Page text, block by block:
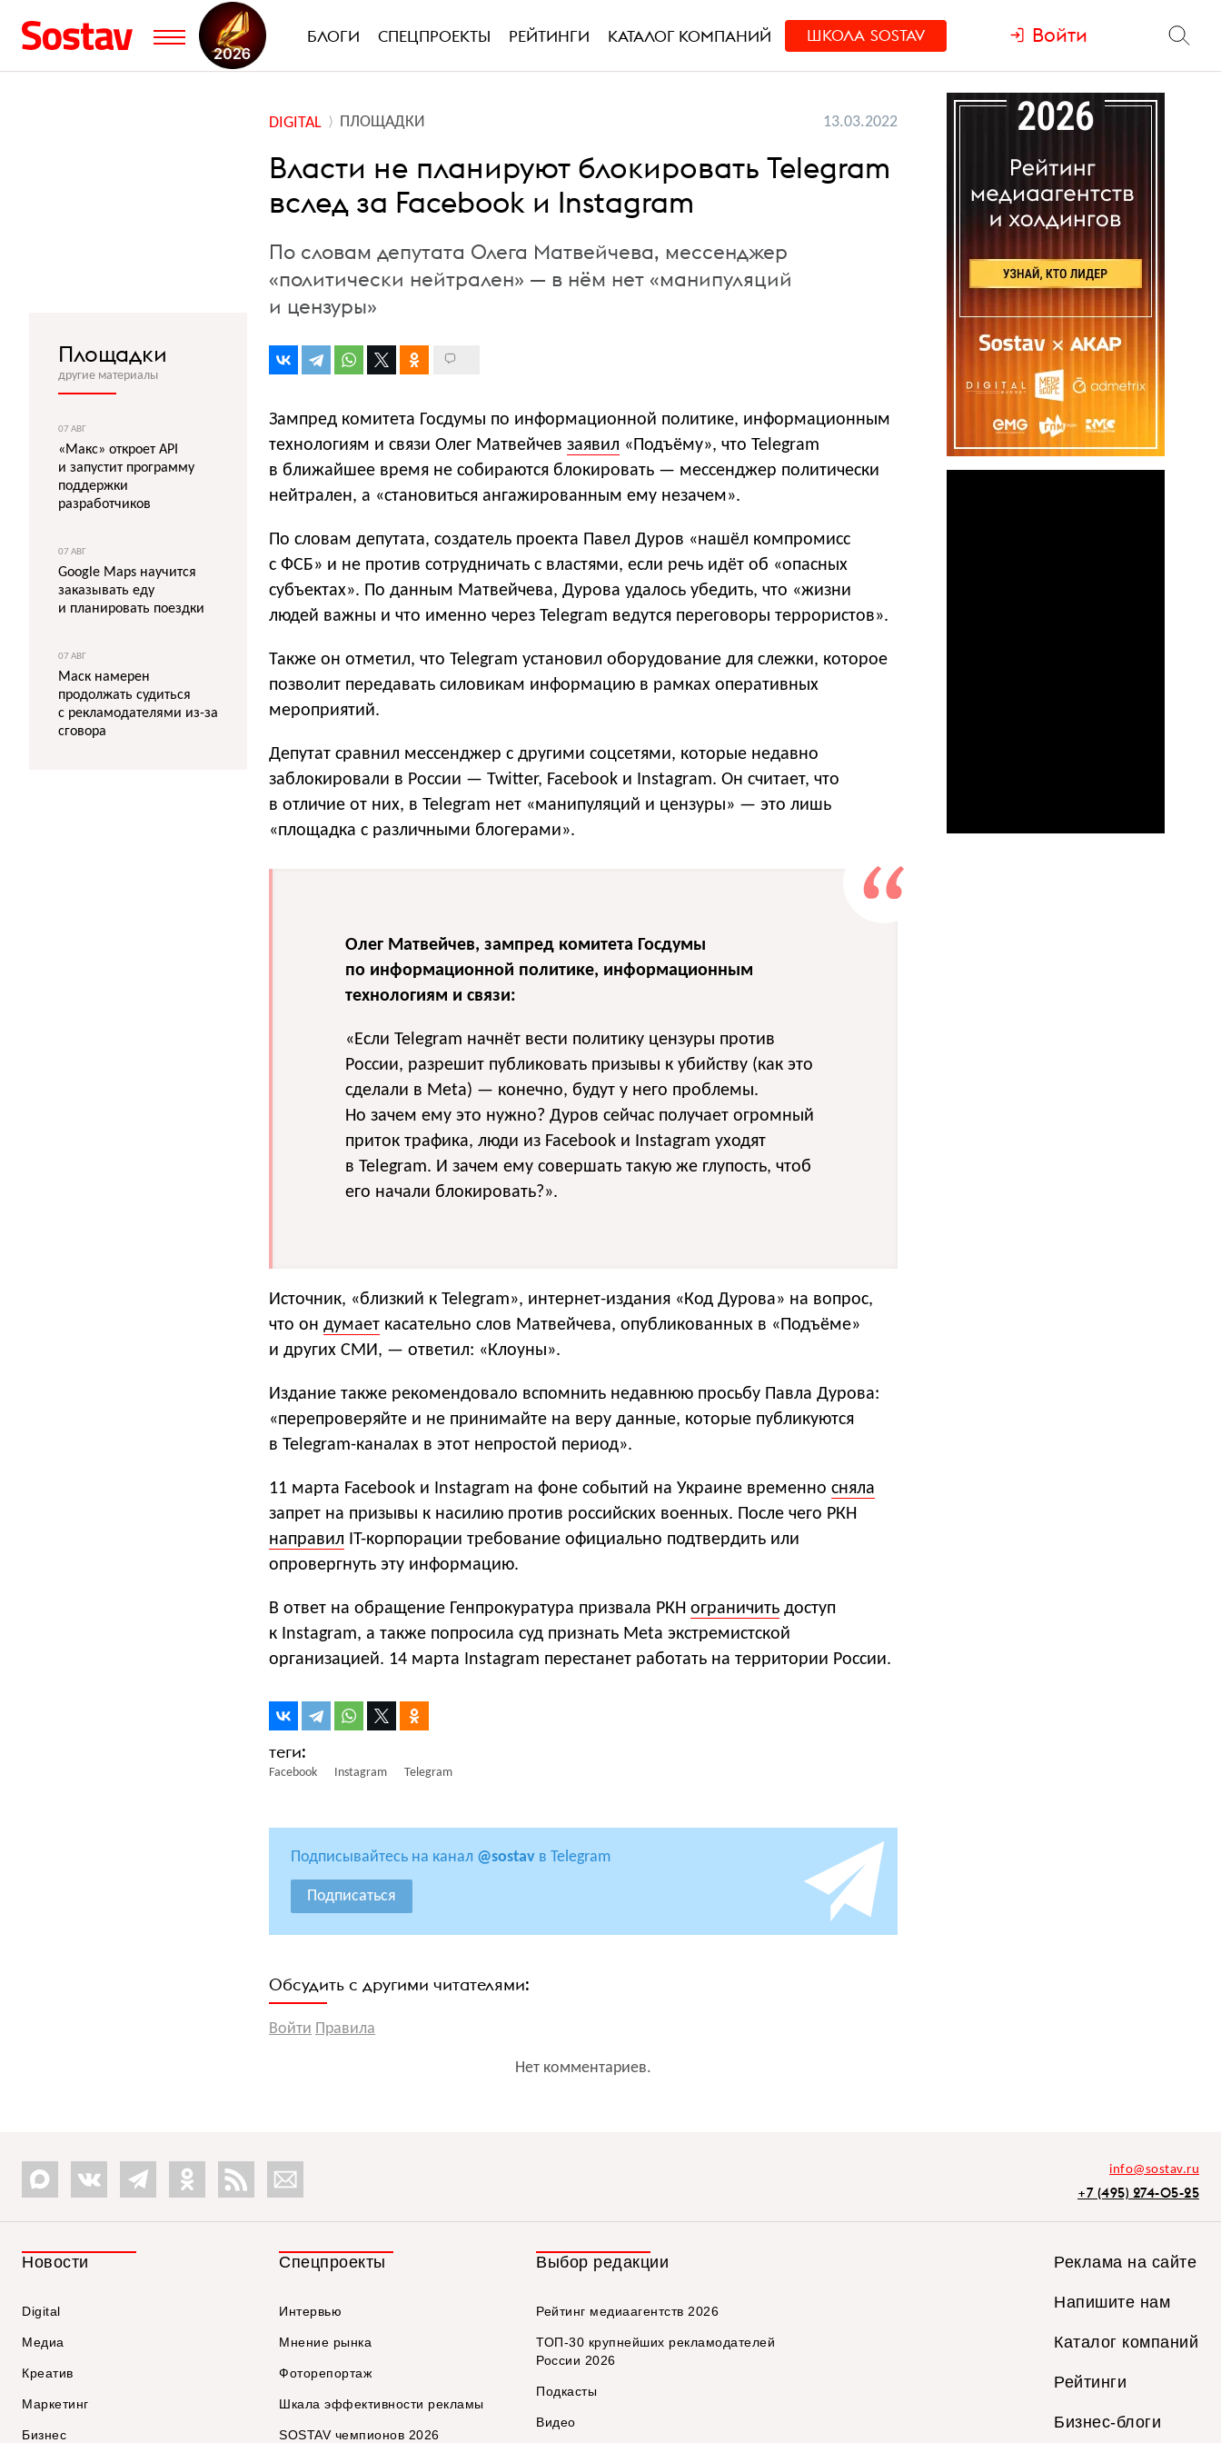
БЛОГИ СПЕЦПРОЕКТЫ РЕЙТИНГИ КАТАЛОГ КОМПАНИЙ ШКОЛА SOSTAV Войти
DIGITAL ПЛОЩАДКИ 13.03.2022
Власти не планируют блокировать Telegram
вслед за Facebook и Instagram
По словам депутата Олега Матвейчева, мессенджер
«политически нейтрален» — в нём нет «манипуляций
и цензуры»
Зампред комитета Госдумы по информационной политике, информационным
технологиям и связи Олег Матвейчев заявил «Подъёму», что Telegram
в ближайшее время не собираются блокировать — мессенджер политически
нейтрален, а «становиться ангажированным ему незачем».
По словам депутата, создатель проекта Павел Дуров «нашёл компромисс
с ФСБ» и не против сотрудничать с властями, если речь идёт об «опасных
субъектах». По данным Матвейчева, Дурова удалось убедить, что «жизни
людей важны и что именно через Telegram ведутся переговоры террористов».
Также он отметил, что Telegram установил оборудование для слежки, которое
позволит передавать силовикам информацию в рамках оперативных
мероприятий.
Депутат сравнил мессенджер с другими соцсетями, которые недавно
заблокировали в России — Twitter, Facebook и Instagram. Он считает, что
в отличие от них, в Telegram нет «манипуляций и цензуры» — это лишь
«площадка с различными блогерами».
Олег Матвейчев, зампред комитета Госдумы
по информационной политике, информационным
технологиям и связи:
«Если Telegram начнёт вести политику цензуры против
России, разрешит публиковать призывы к убийству (как это
сделали в Meta) — конечно, будут у него проблемы.
Но зачем ему это нужно? Дуров сейчас получает огромный
приток трафика, люди из Facebook и Instagram уходят
в Telegram. И зачем ему совершать такую же глупость, чтоб
его начали блокировать?».
Источник, «близкий к Telegram», интернет-издания «Код Дурова» на вопрос,
что он думает касательно слов Матвейчева, опубликованных в «Подъёме»
и других СМИ, — ответил: «Клоуны».
Издание также рекомендовало вспомнить недавнюю просьбу Павла Дурова:
«перепроверяйте и не принимайте на веру данные, которые публикуются
в Telegram-каналах в этот непростой период».
11 марта Facebook и Instagram на фоне событий на Украине временно сняла
запрет на призывы к насилию против российских военных. После чего РКН
направил IT-корпорации требование официально подтвердить или
опровергнуть эту информацию.
В ответ на обращение Генпрокуратура призвала РКН ограничить доступ
к Instagram, а также попросила суд признать Меtа экстремистской
организацией. 14 марта Instagram перестанет работать на территории России.
Facebook Instagram Telegram
Подписывайтесь на канал @sostav в Telegram
Подписаться
Обсудить с другими читателями:
Войти Правила
Нет комментариев.
Площадки
другие материалы
07 АВГ
«Макс» откроет API
и запустит программу
поддержки
разработчиков
07 АВГ
Google Maps научится
заказывать еду
и планировать поездки
07 АВГ
Маск намерен
продолжать судиться
с рекламодателями из-за
сговора
info@sostav.ru
+7 (495) 274-05-25
Новости
Digital
Медиа
Креатив
Маркетинг
Бизнес
Спецпроекты
Интервью
Мнение рынка
Фоторепортаж
Шкала эффективности рекламы
SOSTAV чемпионов 2026
Выбор редакции
Рейтинг медиаагентств 2026
ТОП-30 крупнейших рекламодателей
России 2026
Подкасты
Видео
Реклама на сайте
Напишите нам
Каталог компаний
Рейтинги
Бизнес-блоги